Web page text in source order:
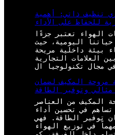
تنظيف ذاتي: أهمية
للحفاظ على الأداء
الهواء تعتبر جزءًا
حياتنا اليومية، حيث
بيئة داخلية مريحة
العلامات التجارية
مروحة المكيف لضمان
مثالي وتوفير الطاقة
المكيف من العناصر
تساهم في تحسين أداء
توفير الطاقة. فهي
في توزيع الهواء